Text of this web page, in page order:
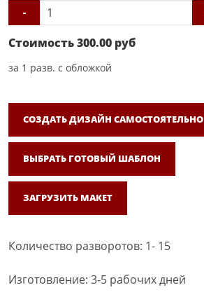
-
Стоимость300.00 руб
за 1 разв. с обложкой
СОЗДАТЬ ДИЗАЙН САМОСТОЯТЕЛЬНО
ВЫБРАТЬ ГОТОВЫЙ ШАБЛОН
ЗАГРУЗИТЬ МАКЕТ
Количество разворотов: 1- 15
Изготовление: 3-5 рабочих дней